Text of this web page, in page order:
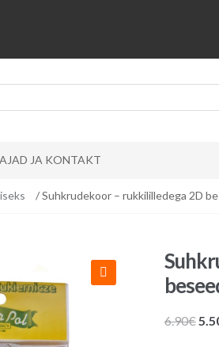
JA KONTAKT
/ Suhkrudekoor – rukkililledega 2D
6.90€